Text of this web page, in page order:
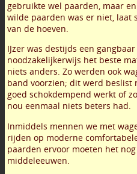
gebruikte wel paarden, maar
wilde paarden was er niet, laat
van de hoeven.
IJzer was destijds een
noodzakelijkerwijs het beste
niets anders. Zo werden ook
band voorzien; dit werd beslist
goed schokdempend werkt of
nou eenmaal niets beters had.
Inmiddels mennen we met
rijden op moderne
paarden ervoor moeten het
middeleeuwen.